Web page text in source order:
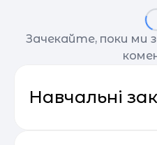
Зачекайте, поки ми
Навчальні